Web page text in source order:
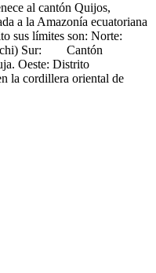
al cantón Quijos,
a la Amazonía ecuatoriana
sus límites son: Norte:
Sur: Cantón
Oeste: Distrito
la cordillera oriental de